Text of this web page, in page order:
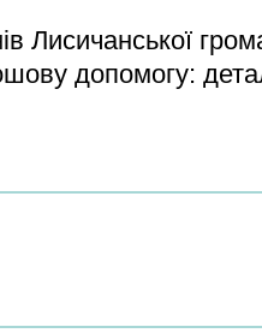
Лисичанської
допомогу: